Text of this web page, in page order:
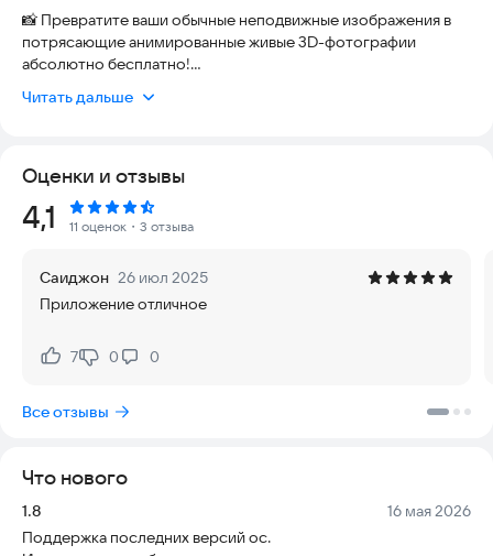
📸 Превратите ваши обычные неподвижные изображения в
потрясающие анимированные живые 3D-фотографии
абсолютно бесплатно!
Наше профессиональное приложение-фотоаниматор
живые обои для экрана блокировки или домашнего экрана
смартфона.
Главные особенности фотоаниматора:
на картинке, нарисуйте стрелками направление движения и
наблюдайте, как изображение оживает.
● Точные инструменты: Используйте маску, чтобы
зафиксировать нужные зоны, и инструмент стабилизации,
неподвижными.
динамические темы, сохраняйте их в галерею смартфона и
персонализируйте свой рабочий стол.
Преимущества приложения:
Читать дальше
Оценки и отзывы
Рейтинг:
4,1 11 оценок ・3 отзыва
Саиджон 26 июл 2025
Приложение отличное
Нравится:
7Не нравится:
0 0
Все отзывы
Что нового
Версия:
1.8 Дата:
16 мая 2026
Поддержка последних версий ос.